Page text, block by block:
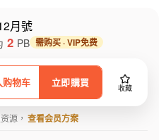
月號
购物车 立即購買 收藏
2 PB 需购买 · VIP免费
源， 查看会员方案